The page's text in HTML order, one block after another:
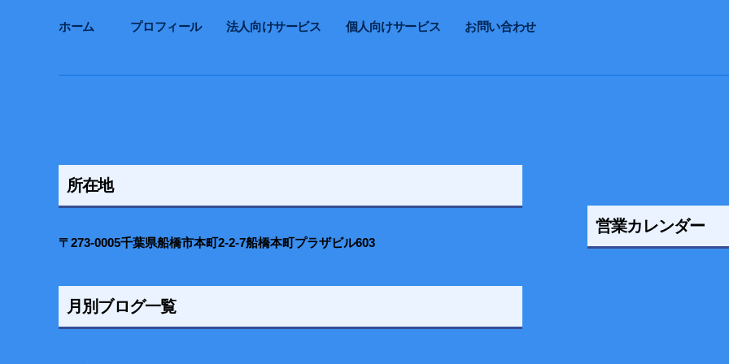
ホーム プロフィール 法人向けサービス 個人向けサービス お問い合わせ
所在地
〒273-0005千葉県船橋市本町2-2-7船橋本町プラザビル603
月別ブログ一覧
営業カレンダー